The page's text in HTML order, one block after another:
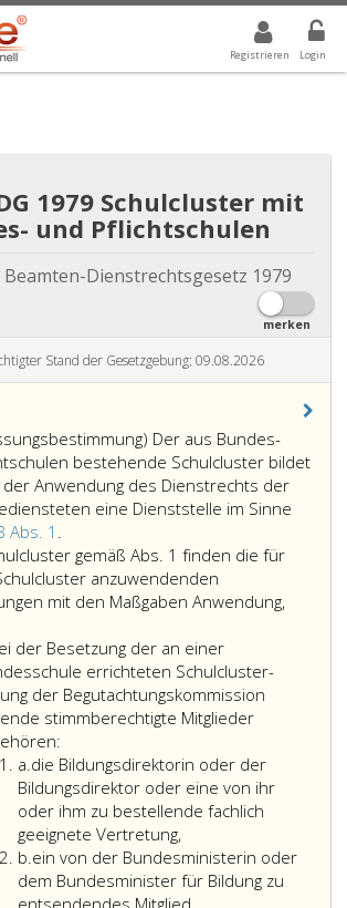
Registrieren Login
GEWÄHLTER WERT IST ALLE
1979 Schulcluster mit
und Pflichtschulen
Beamten-Dienstrechtsgesetz 1979
merken
Stand der Gesetzgebung: 09.08.2026
) Der aus Bundes-
bestehende Schulcluster bildet
der Anwendung des Dienstrechts der
eine Dienststelle im Sinne
Abs. 1 .
Der
aus
Bundes-
Pflichtschulen
bestehende
Schulcluster
bildet
der
Anwendung
des
Dienstrechts
der
Bundesbediensteten
eine
gemäß Abs. 1 finden die für
anzuwendenden
mit den Maßgaben Anwendung,
der Besetzung der an einer
errichteten Schulcluster-
der Begutachtungskommission
stimmberechtigte Mitglieder
a.Litera
a
die Bildungsdirektorin oder der
Bildungsdirektor oder eine von ihr
oder ihm zu bestellende fachlich
geeignete Vertretung,
b.Litera
b
ein von der Bundesministerin oder
dem Bundesminister für Bildung zu
entsendendes Mitglied,